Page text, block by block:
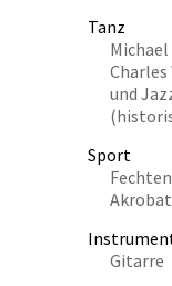
Tanz
und
Sport
Gitarre